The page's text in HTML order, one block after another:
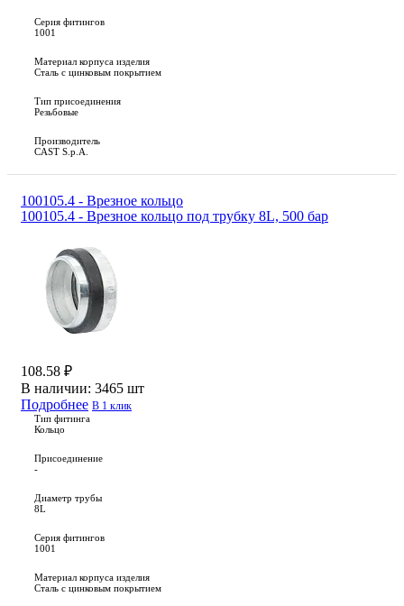
Серия фитингов
1001
Материал корпуса изделия
Сталь с цинковым покрытием
Тип присоединения
Резьбовые
Производитель
CAST S.p.A.
100105.4 - Врезное кольцо
100105.4 - Врезное кольцо под трубку 8L, 500 бар
108.58 ₽
В наличии: 3465 шт
Подробнее В 1 клик
Тип фитинга
Кольцо
Присоединение
-
Диаметр трубы
8L
Серия фитингов
1001
Материал корпуса изделия
Сталь с цинковым покрытием